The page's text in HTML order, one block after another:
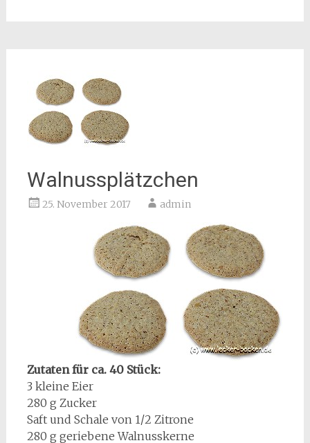
Walnussplätzchen
25. November 2017 admin
Zutaten für ca. 40 Stück:
3 kleine Eier
280 g Zucker
Saft und Schale von 1/2 Zitrone
280 g geriebene Walnusskerne